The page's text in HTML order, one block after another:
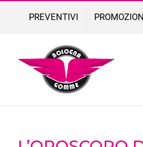
content
PREVENTIVI